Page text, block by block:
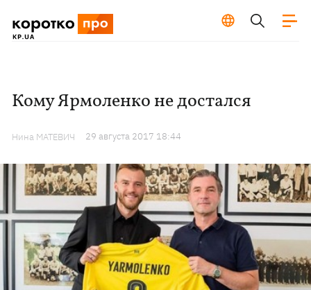
Кому Ярмоленко не достался
Нина МАТЕВИЧ 29 августа 2017 18:44